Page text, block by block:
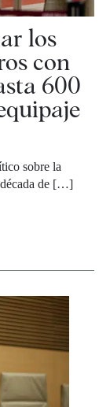
los
con
600
sobre la
década de […]